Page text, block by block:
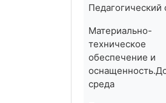
Педагогический
Материально-
техническое
обеспечение и
среда